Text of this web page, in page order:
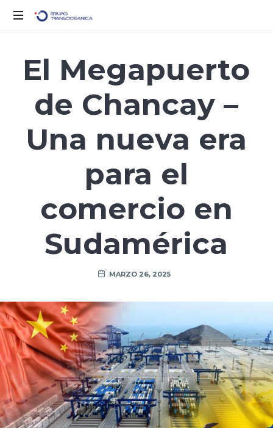
sitio
de
WordPress
El Megapuerto
de Chancay –
Una nueva era
para el
comercio en
Sudamérica
MARZO 26, 2025